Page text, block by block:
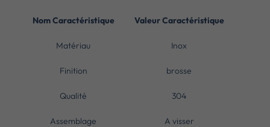
Nom Caractéristique Valeur Caractéristique
Matériau Inox
Finition brosse
Qualité 304
Assemblage A visser